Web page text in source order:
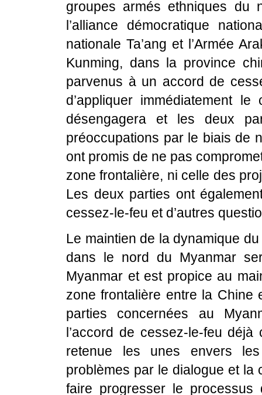
groupes armés ethniques du
l’alliance démocratique
nationale Ta’ang et l’Armée
Kunming, dans la province
parvenus à un accord de
d’appliquer immédiatement
désengagera et les deux
préoccupations par le biais de
ont promis de ne pas
zone frontalière, ni celle des
Les deux parties ont
cessez-le-feu et d’autres
Le maintien de la dynamique
dans le nord du Myanmar
Myanmar et est propice au
zone frontalière entre la Chine
parties concernées au
l’accord de cessez-le-feu
retenue les unes envers
problèmes par le dialogue et la
faire progresser le